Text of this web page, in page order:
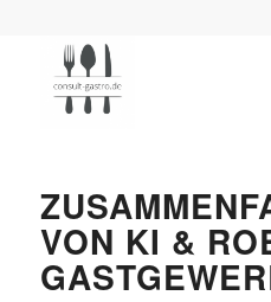
VON KI &